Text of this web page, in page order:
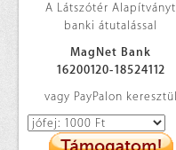
A Látszótér Alapítványt
banki átutalással
MagNet Bank
16200120-18524112
vagy PayPalon keresztül